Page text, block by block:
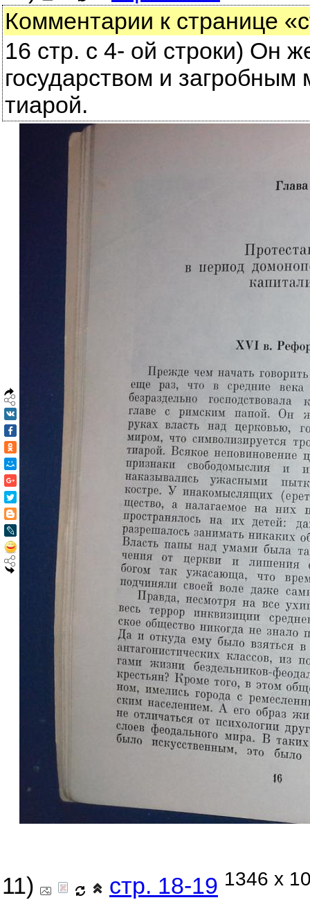
Комментарии к странице
16 стр. с 4- ой строки) Он
государством и
тиарой.
11) стр. 18-19 1346 x